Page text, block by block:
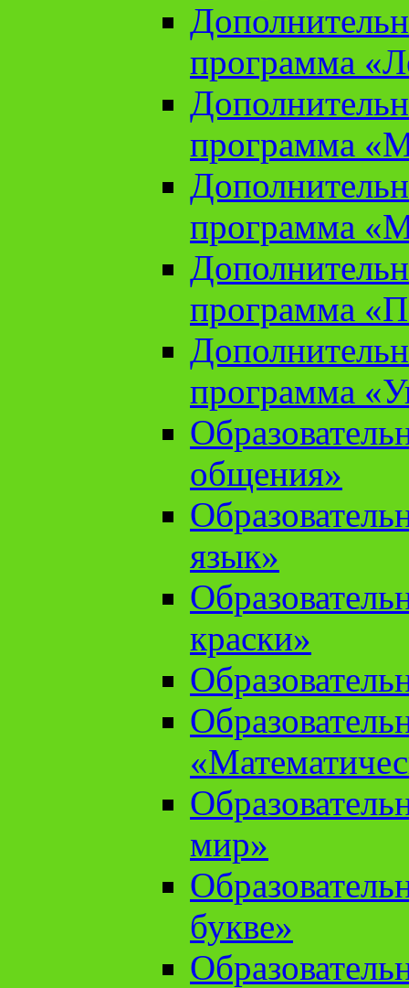
программа
программа
программа
программа
программа
общения»
язык»
краски»
мир»
букве»